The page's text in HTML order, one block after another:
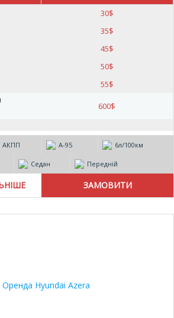
30$
35$
45$
50$
55$
600$
АКПП А-95 6л/100км
Седан Передній